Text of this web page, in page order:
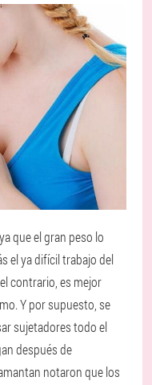
que el gran peso lo
el ya difícil trabajo del
contrario, es mejor
Y por supuesto, se
sujetadores todo el
después de
notaron que los